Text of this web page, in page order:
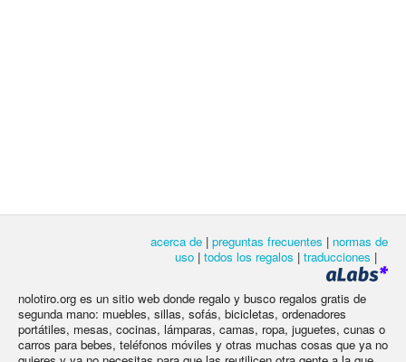
acerca de | preguntas frecuentes | normas de
uso | todos los regalos | traducciones |
nolotiro.org es un sitio web donde regalo y busco regalos gratis de
segunda mano: muebles, sillas, sofás, bicicletas, ordenadores
portátiles, mesas, cocinas, lámparas, camas, ropa, juguetes, cunas o
carros para bebes, teléfonos móviles y otras muchas cosas que ya no